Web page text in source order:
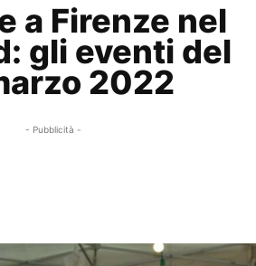
a Firenze nel
gli eventi del
2022
- Pubblicità -